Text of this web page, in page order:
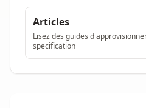
Articles
Lisez des guides d
specification